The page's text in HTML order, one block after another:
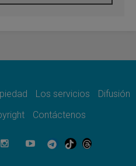
desfigura el mundo, solo la
servicio del Evangelio
voz a las religiosas en el
de empoderamiento
Los servicios
Difusión
Contáctenos